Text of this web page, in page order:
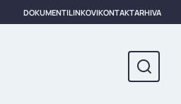
DOKUMENTILINKOVIKONTAKTARHIVA